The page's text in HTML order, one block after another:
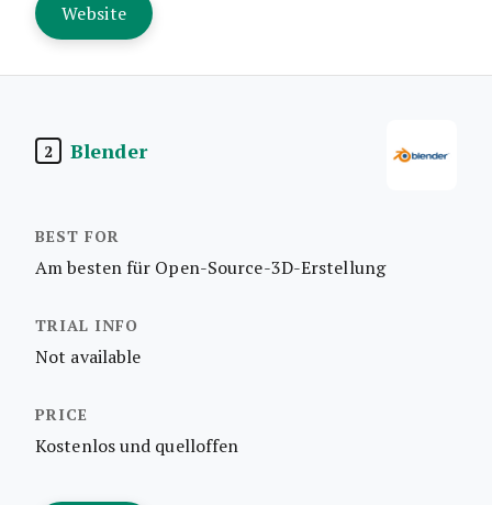
Website
2 Blender
Am besten für Open-Source-3D-Erstellung
Not available
Kostenlos und quelloffen